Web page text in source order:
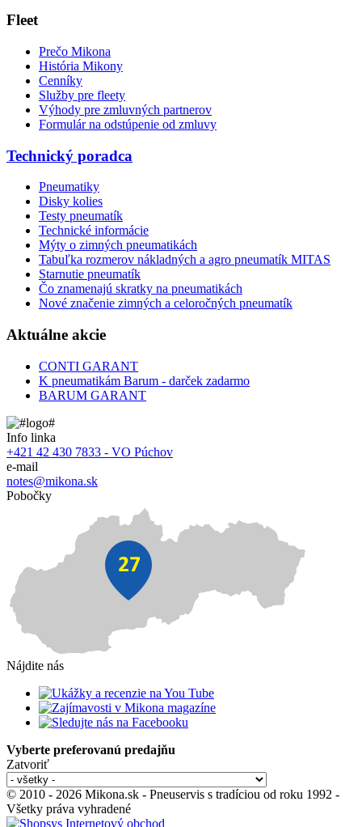
Fleet
Prečo Mikona
História Mikony
Cenníky
Služby pre fleety
Výhody pre zmluvných partnerov
Formulár na odstúpenie od zmluvy
Technický poradca
Pneumatiky
Disky kolies
Testy pneumatík
Technické informácie
Mýty o zimných pneumatikách
Tabuľka rozmerov nákladných a agro pneumatík MITAS
Starnutie pneumatík
Čo znamenajú skratky na pneumatikách
Nové značenie zimných a celoročných pneumatík
Aktuálne akcie
CONTI GARANT
K pneumatikám Barum - darček zadarmo
BARUM GARANT
Info linka
+421 42 430 7833 - VO Púchov
e-mail
notes@mikona.sk
Pobočky
Nájdite nás
Vyberte preferovanú predajňu
Zatvoriť
© 2010 - 2026 Mikona.sk - Pneuservis s tradíciou od roku 1992 -
Všetky práva vyhradené